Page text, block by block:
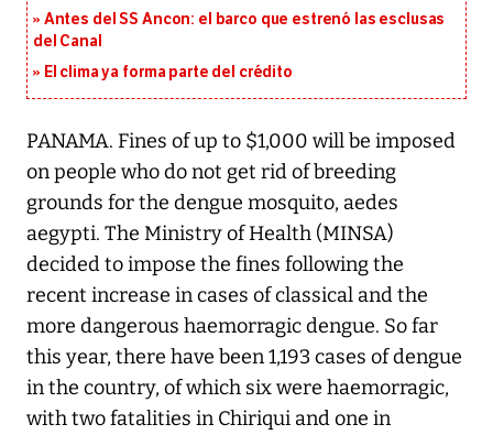
Antes del SS Ancon: el barco que estrenó las esclusas
del Canal
El clima ya forma parte del crédito
PANAMA. Fines of up to $1,000 will be imposed
on people who do not get rid of breeding
grounds for the dengue mosquito, aedes
aegypti. The Ministry of Health (MINSA)
decided to impose the fines following the
recent increase in cases of classical and the
more dangerous haemorragic dengue. So far
this year, there have been 1,193 cases of dengue
in the country, of which six were haemorragic,
with two fatalities in Chiriqui and one in